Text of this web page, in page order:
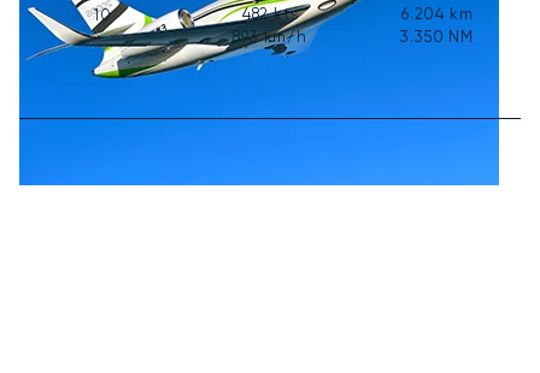
10 482kts
893km/h
6.204 km
3.350 NM